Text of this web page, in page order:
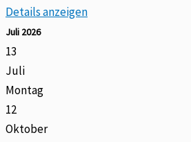
Details anzeigen
Juli 2026
13
Juli
Montag
12
Oktober